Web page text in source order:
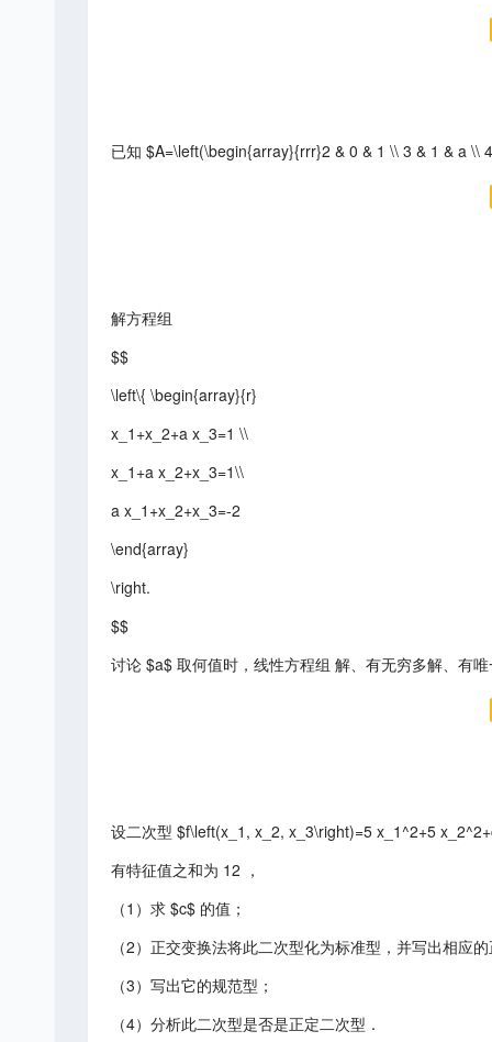
已知 $A=\left(\begin{array}{rrr}2 & 0 & 1 \\ 3 & 1 & a \\
解方程组
$$
\left\{ \begin{array}{r}
x_1+x_2+a x_3=1 \\
x_1+a x_2+x_3=1\\
a x_1+x_2+x_3=-2
\end{array}
\right.
$$
讨论 $a$ 取何值时，线性方程组 解、有无穷多解、有
设二次型 $f\left(x_1, x_2, x_3\right)=5 x_1^2+5
有特征值之和为 12 ，
（1）求 $c$ 的值；
（2）正交变换法将此二次型化为标准型，并写出相应
（3）写出它的规范型；
（4）分析此二次型是否是正定二次型．